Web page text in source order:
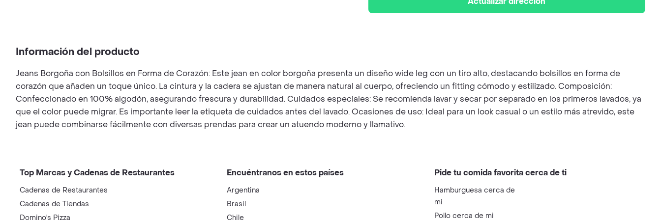
Información del producto
Jeans Borgoña con Bolsillos en Forma de Corazón: Este jean en color borgoña presenta un diseño wide leg con un tiro alto, destacando bolsillos en forma de
corazón que añaden un toque único. La cintura y la cadera se ajustan de manera natural al cuerpo, ofreciendo un fitting cómodo y estilizado. Composición:
Confeccionado en 100% algodón, asegurando frescura y durabilidad. Cuidados especiales: Se recomienda lavar y secar por separado en los primeros lavados, ya
que el color puede migrar. Es importante leer la etiqueta de cuidados antes del lavado. Ocasiones de uso: Ideal para un look casual o un estilo más atrevido, este
jean puede combinarse fácilmente con diversas prendas para crear un atuendo moderno y llamativo.
Top Marcas y Cadenas de Restaurantes
Cadenas de Restaurantes
Cadenas de Tiendas
Domino's Pizza
Encuéntranos en estos países
Argentina
Brasil
Chile
Pide tu comida favorita cerca de ti
Hamburguesa cerca de
mi
Pollo cerca de mi